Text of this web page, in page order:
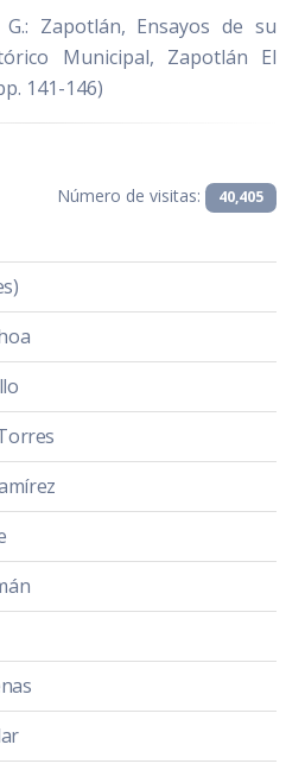
G.: Zapotlán, Ensayos de su
Municipal, Zapotlán El
141-146)
Número de visitas: 40,405